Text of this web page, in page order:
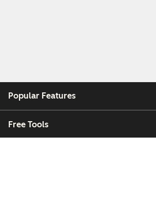
Popular Features
Free Tools